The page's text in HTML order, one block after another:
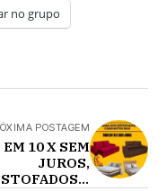
no grupo
POSTAGEM
EM 10 X SEM
JUROS,
E